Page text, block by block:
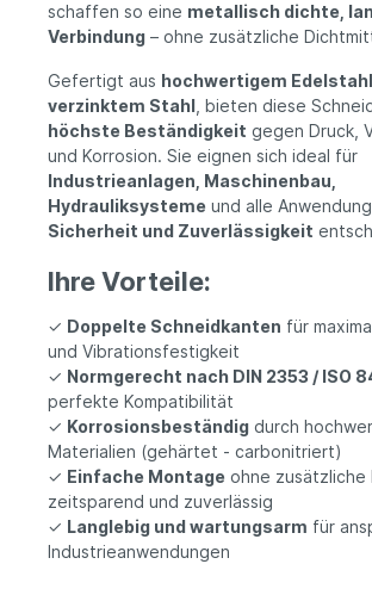
schaffen so eine metallisch dichte,
Verbindung – ohne zusätzliche
Gefertigt aus hochwertigem
verzinktem Stahl, bieten diese
höchste Beständigkeit gegen Druck,
und Korrosion. Sie eignen sich ideal für
Industrieanlagen, Maschinenbau,
Hydrauliksysteme und alle
Sicherheit und Zuverlässigkeit
Ihre Vorteile:
✓ Doppelte Schneidkanten für
und Vibrationsfestigkeit
✓ Normgerecht nach DIN 2353 / ISO
perfekte Kompatibilität
✓ Korrosionsbeständig durch
Materialien (gehärtet - carbonitriert)
✓ Einfache Montage ohne zusätzliche
zeitsparend und zuverlässig
✓ Langlebig und wartungsarm für
Industrieanwendungen